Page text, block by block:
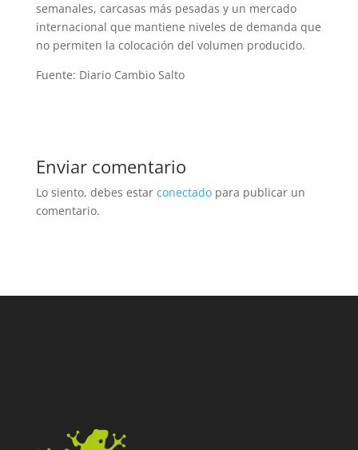
semanales, carcasas más pesadas y un mercado
internacional que mantiene niveles de demanda que
no permiten la colocación del volumen producido.
Fuente: Diario Cambio Salto
Enviar comentario
Lo siento, debes estar conectadopara publicar un
comentario.